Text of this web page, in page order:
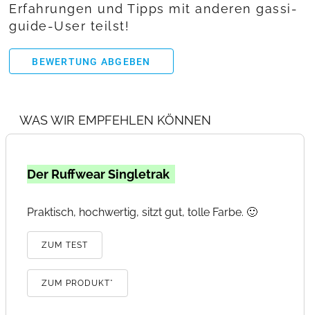
Erfahrungen und Tipps mit anderen gassi-
guide-User teilst!
BEWERTUNG ABGEBEN
WAS WIR EMPFEHLEN KÖNNEN
Der Ruffwear Singletrak
Praktisch, hochwertig, sitzt gut, tolle Farbe. 🙂
ZUM TEST
ZUM PRODUKT*